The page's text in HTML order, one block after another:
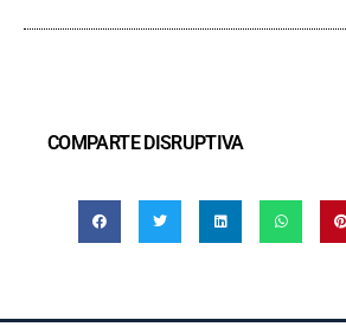
COMPARTE DISRUPTIVA